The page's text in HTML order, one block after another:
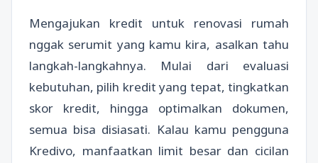
Mengajukan kredit untuk renovasi rumah
nggak serumit yang kamu kira, asalkan tahu
langkah-langkahnya. Mulai dari evaluasi
kebutuhan, pilih kredit yang tepat, tingkatkan
skor kredit, hingga optimalkan dokumen,
semua bisa disiasati. Kalau kamu pengguna
Kredivo, manfaatkan limit besar dan cicilan